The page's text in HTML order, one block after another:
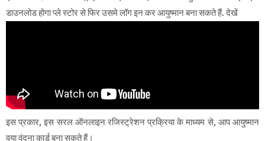
डाउनलोड होगा प्ले स्टोर से फिर उसमे लॉग इन कर आयुष्मान बना सकते हैं. देखें
इस प्रकार, इस सरल ऑनलाइन रजिस्ट्रेशन प्रक्रिया के माध्यम से, आप आयुष्मान
वया वंदना कार्ड बना सकते हैं।